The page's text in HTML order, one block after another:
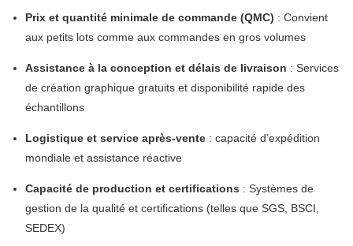
Prix ​​et quantité minimale de commande (QMC) : Convient
aux petits lots comme aux commandes en gros volumes
Assistance à la conception et délais de livraison : Services
de création graphique gratuits et disponibilité rapide des
échantillons
Logistique et service après-vente: capacité d’expédition
mondiale et assistance réactive
Capacité de production et certifications : Systèmes de
gestion de la qualité et certifications (telles que SGS, BSCI,
SEDEX)